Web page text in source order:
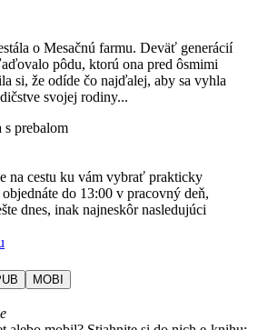
o Mesačnú farmu. Deväť generácií
pôdu, ktorú ona pred ôsmimi
si, že odíde čo najďalej, aby sa vyhla
svojej rodiny...
s prebalom
na cestu ku vám vybrať prakticky
do 13:00 v pracovný deň,
dnes, inak najneskôr nasledujúci
MOBI